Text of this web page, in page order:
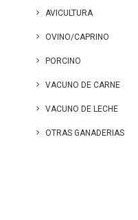
AVICULTURA
OVINO/CAPRINO
PORCINO
VACUNO DE CARNE
VACUNO DE LECHE
OTRAS GANADERIAS